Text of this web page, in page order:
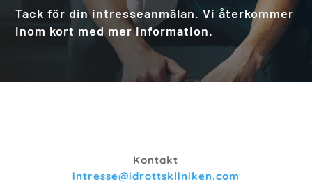
Tack för din intresseanmälan. Vi återkommer
inom kort med mer information.
Kontakt
intresse@idrottskliniken.com